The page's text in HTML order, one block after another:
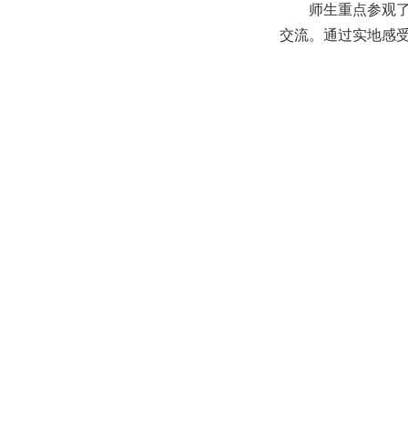
师生重点参观
交流。通过实地感